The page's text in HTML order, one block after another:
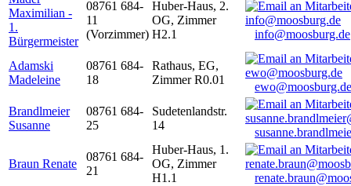
Maximilian -
1.
Bürgermeister
08761 684-
11
(Vorzimmer)
Huber-Haus, 2.
OG, Zimmer
H2.1
info@moosburg.de
Adamski
Madeleine
08761 684-
18
Rathaus, EG,
Zimmer R0.01
ewo@moosburg.de
Brandlmeier
Susanne
08761 684-
25
Sudetenlandstr.
14
Braun Renate
08761 684-
21
Huber-Haus, 1.
OG, Zimmer
H1.1